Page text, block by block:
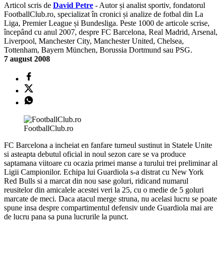
Articol scris de David Petre - Autor și analist sportiv, fondatorul
FootballClub.ro, specializat în cronici și analize de fotbal din La
Liga, Premier League și Bundesliga. Peste 1000 de articole scrise,
începând cu anul 2007, despre FC Barcelona, Real Madrid, Arsenal,
Liverpool, Manchester City, Manchester United, Chelsea,
Tottenham, Bayern München, Borussia Dortmund sau PSG.
7 august 2008
FootballClub.ro
FC Barcelona a incheiat en fanfare turneul sustinut in Statele Unite
si asteapta debutul oficial in noul sezon care se va produce
saptamana viitoare cu ocazia primei manse a turului trei preliminar al
Ligii Campionilor. Echipa lui Guardiola s-a distrat cu New York
Red Bulls si a marcat din nou sase goluri, ridicand numarul
reusitelor din amicalele acestei veri la 25, cu o medie de 5 goluri
marcate de meci. Daca atacul merge struna, nu acelasi lucru se poate
spune insa despre compartimentul defensiv unde Guardiola mai are
de lucru pana sa puna lucrurile la punct.